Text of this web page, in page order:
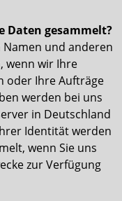
Daten gesammelt?
und anderen
wenn wir Ihre
oder Ihre Aufträge
werden bei uns
in Deutschland
Identität werden
wenn Sie uns
zur Verfügung